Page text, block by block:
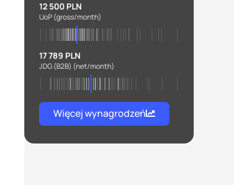
12 500 PLN
UoP(gross/month)
17 789 PLN
JDG (B2B) (net/month)
Więcej wynagrodzeń